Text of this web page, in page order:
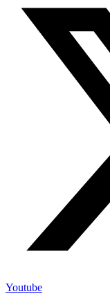
Youtube